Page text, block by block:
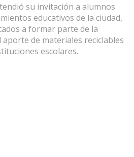
su invitación a alumnos
educativos de la ciudad,
a formar parte de la
de materiales reciclables
escolares.